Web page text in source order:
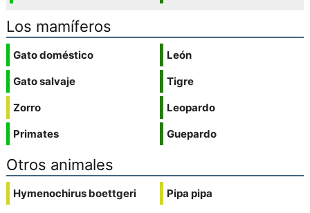
Los mamíferos
Gato doméstico
Gato salvaje
Zorro
Primates
León
Tigre
Leopardo
Guepardo
Otros animales
Hymenochirus boettgeri Pipa pipa